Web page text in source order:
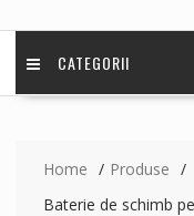
CATEGORII
Home
Produse
Baterie de schimb